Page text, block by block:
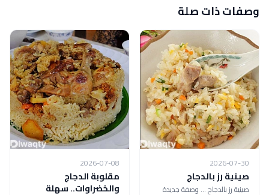
وصفات ذات صلة
2026-07-30
صينية رز بالدجاج
صينية رز بالدجاج ... وصفة جديدة
2026-07-08
مقلوبة الدجاج
والخضراوات.. سهلة